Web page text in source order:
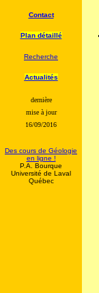
Contact
Plan détaillé
Recherche
Actualités
dernière
mise à jour
16/09/2016
Des cours de Géologie
en ligne !
P.A. Bourque
Université de Laval
Québec